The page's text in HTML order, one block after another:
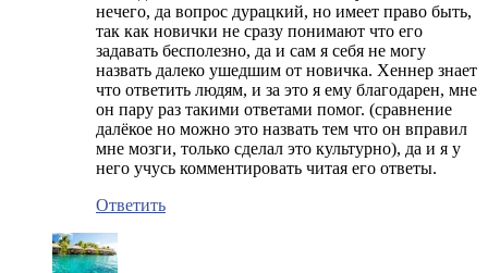
нечего, да вопрос дурацкий, но имеет право быть,
так как новички не сразу понимают что его
задавать бесполезно, да и сам я себя не могу
назвать далеко ушедшим от новичка. Хеннер знает
что ответить людям, и за это я ему благодарен, мне
он пару раз такими ответами помог. (сравнение
далёкое но можно это назвать тем что он вправил
мне мозги, только сделал это культурно), да и я у
него учусь комментировать читая его ответы.
Ответить